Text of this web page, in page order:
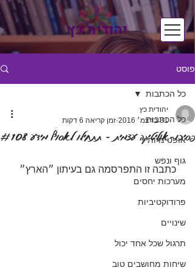
יהודית כץ
פוסט
כל הכתבות
אופטימיות
גוף ונפש
מערכות יחסים
פרודוקטיביות
שינויים
תרגול שכל אחד יכול
שיחות מחושבים טוב
כל הכתבות
פסיכו-אנליטיקה עצמית - תתחילו לאסוף מידע #108
יהודית כץ
31 בדצמ׳ 2016
זמן קריאה 6 דקות
כתבה זו התפרסמה גם בעיתון ״הארץ״